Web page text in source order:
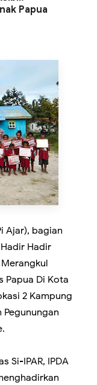
Papua
Ajar), bagian
Hadir
Papua Di Kota
2 Kampung
Si-IPAR, IPDA